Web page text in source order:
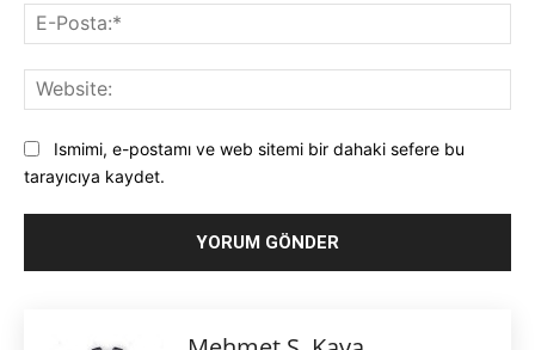
Ismimi, e-postamı ve web sitemi bir dahaki sefere bu
tarayıcıya kaydet.